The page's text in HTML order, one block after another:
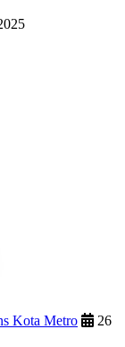
Kota Metro
26